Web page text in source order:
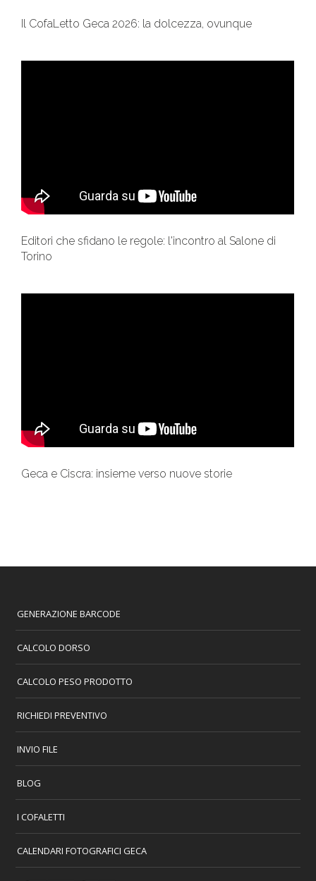
Il CofaLetto Geca 2026: la dolcezza, ovunque
Editori che sfidano le regole: l'incontro al Salone di
Torino
Geca e Ciscra: insieme verso nuove storie
GENERAZIONE BARCODE
CALCOLO DORSO
CALCOLO PESO PRODOTTO
RICHIEDI PREVENTIVO
INVIO FILE
BLOG
I COFALETTI
CALENDARI FOTOGRAFICI GECA